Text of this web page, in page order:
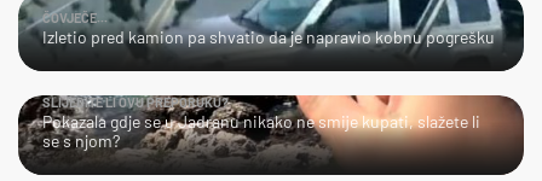
ČOVJEČE...
Izletio pred kamion pa shvatio da je napravio kobnu pogrešku
SLIJEDITE LI OVU PREPORUKU?
Pokazala gdje se u Jadranu nikako ne smije kupati, slažete li
se s njom?